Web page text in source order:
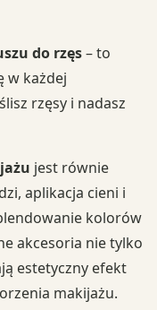
do rzęs– to
w każdej
rzęsy i nadasz
jest równie
aplikacja cieni i
kolorów
akcesoria nie tylko
estetyczny efekt
makijażu.